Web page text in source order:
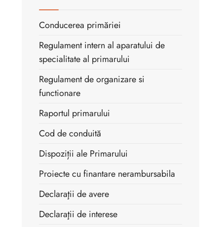
Conducerea primăriei
Regulament intern al aparatului de
specialitate al primarului
Regulament de organizare si
functionare
Raportul primarului
Cod de conduită
Dispoziții ale Primarului
Proiecte cu finantare nerambursabila
Declaraţii de avere
Declaraţii de interese